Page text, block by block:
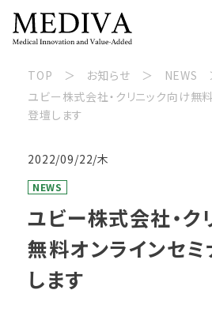
TOP お知らせ
NEWS
ユビー株式会社・クリニック向け無
登壇します
2022/09/22/木
NEWS
ユビー株式会社・ク
無料オンラインセ
します